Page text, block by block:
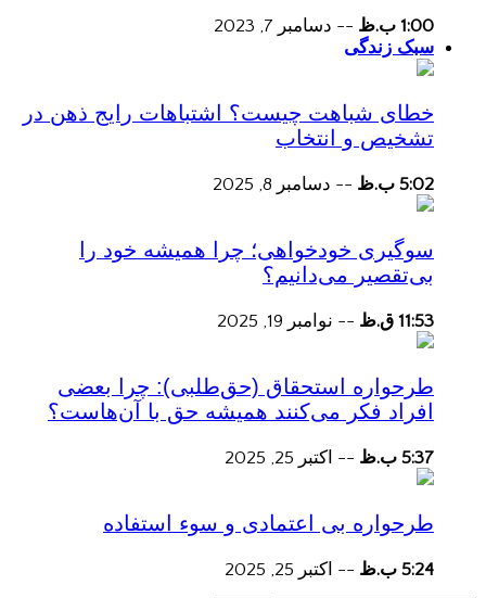
1:00 ب.ظ -- دسامبر 7, 2023
سبک زندگی
خطای شباهت چیست؟ اشتباهات رایج ذهن در
تشخیص و انتخاب
5:02 ب.ظ -- دسامبر 8, 2025
سوگیری خودخواهی؛ چرا همیشه خود را
بی‌تقصیر می‌دانیم؟
11:53 ق.ظ -- نوامبر 19, 2025
طرحواره استحقاق (حق‌طلبی): چرا بعضی
افراد فکر می‌کنند همیشه حق با آن‌هاست؟
5:37 ب.ظ -- اکتبر 25, 2025
طرحواره بی اعتمادی و سوء استفاده
5:24 ب.ظ -- اکتبر 25, 2025